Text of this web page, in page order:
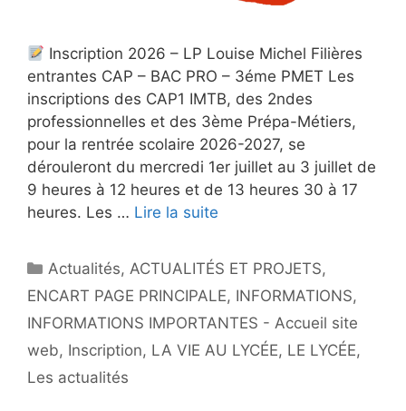
Inscription 2026 – LP Louise Michel Filières
entrantes CAP – BAC PRO – 3éme PMET Les
inscriptions des CAP1 IMTB, des 2ndes
professionnelles et des 3ème Prépa-Métiers,
pour la rentrée scolaire 2026-2027, se
dérouleront du mercredi 1er juillet au 3 juillet de
9 heures à 12 heures et de 13 heures 30 à 17
heures. Les … Lire la suite
Catégories
Actualités,ACTUALITÉS ET PROJETS,
ENCART PAGE PRINCIPALE, INFORMATIONS,
INFORMATIONS IMPORTANTES - Accueil site
web, Inscription, LA VIE AU LYCÉE, LE LYCÉE,
Les actualités